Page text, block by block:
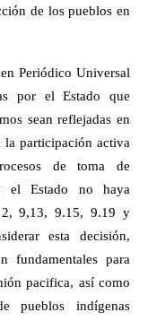
de los pueblos en
Periódico Universal
por el Estado que
sean reflejadas en
la participación activa
de toma de
el Estado no haya
9,13, 9.15, 9.19 y
esta decisión,
fundamentales para
pacifica, así como
pueblos indígenas